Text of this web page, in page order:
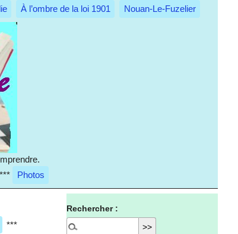
À l’ombre de la loi 1901 Nouan-Le-Fuzelier
*** Photos
***
Rechercher :